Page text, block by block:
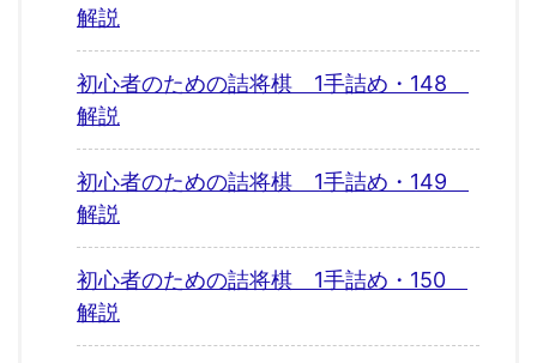
解説
初心者のための詰将棋 1手詰め・148
解説
初心者のための詰将棋 1手詰め・149
解説
初心者のための詰将棋 1手詰め・150
解説